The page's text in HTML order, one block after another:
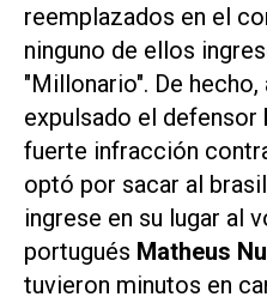
reemplazados en el
ninguno de ellos
"Millonario". De
expulsado el defensor
fuerte infracción
optó por sacar al
ingrese en su lugar al
portugués Matheus
tuvieron minutos en